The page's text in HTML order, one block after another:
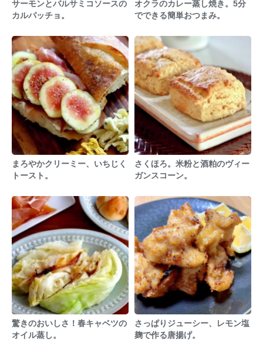
サーモンとバルサミコソースの
カルパッチョ。
オクラのカレー蒸し焼き。5分
でできる簡単おつまみ。
まろやかクリーミー、いちじく
トースト。
さくほろ。米粉と酒粕のヴィー
ガンスコーン。
驚きのおいしさ！春キャベツの
オイル蒸し。
さっぱりジューシー、レモン塩
麹で作る唐揚げ。